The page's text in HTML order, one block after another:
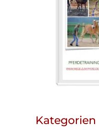
Kategorien